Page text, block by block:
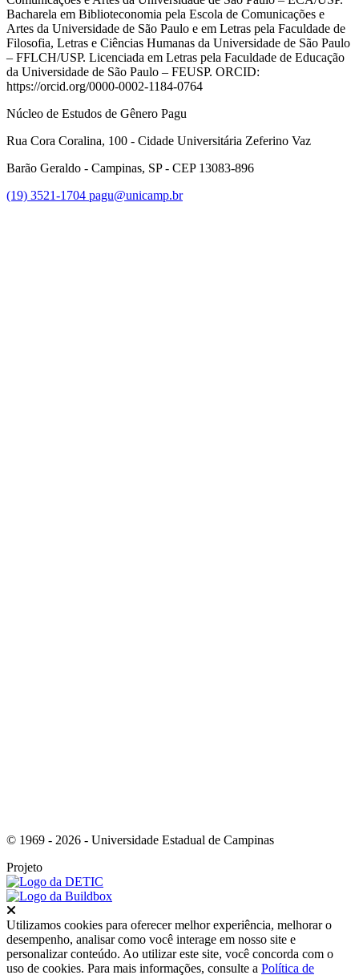
Bacharela em Biblioteconomia pela Escola de Comunicações e
Artes da Universidade de São Paulo e em Letras pela Faculdade de
Filosofia, Letras e Ciências Humanas da Universidade de São Paulo
– FFLCH/USP. Licenciada em Letras pela Faculdade de Educação
da Universidade de São Paulo – FEUSP. ORCID:
https://orcid.org/0000-0002-1184-0764
Núcleo de Estudos de Gênero Pagu
Rua Cora Coralina, 100 - Cidade Universitária Zeferino Vaz
Barão Geraldo - Campinas, SP - CEP 13083-896
(19) 3521-1704 pagu@unicamp.br
© 1969 - 2026 - Universidade Estadual de Campinas
Projeto
Utilizamos cookies para oferecer melhor experiência, melhorar o
desempenho, analisar como você interage em nosso site e
personalizar conteúdo. Ao utilizar este site, você concorda com o
uso de cookies. Para mais informações, consulte a Política de